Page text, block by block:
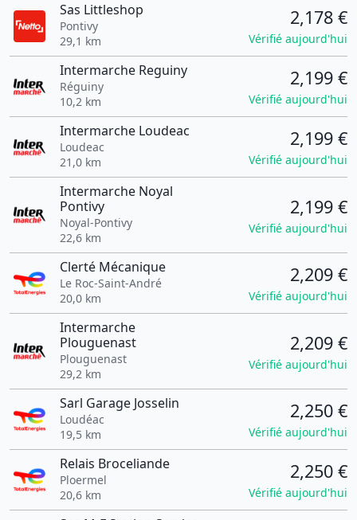
Sas Littleshop
Pontivy
29,1 km
2,178 €
Vérifié aujourd'hui
Intermarche Reguiny
Réguiny
10,2 km
2,199 €
Vérifié aujourd'hui
Intermarche Loudeac
Loudeac
21,0 km
2,199 €
Vérifié aujourd'hui
Intermarche Noyal
Pontivy
Noyal-Pontivy
22,6 km
2,199 €
Vérifié aujourd'hui
Clerté Mécanique
Le Roc-Saint-André
20,0 km
2,209 €
Vérifié aujourd'hui
Intermarche
Plouguenast
Plouguenast
29,2 km
2,209 €
Vérifié aujourd'hui
Sarl Garage Josselin
Loudéac
19,5 km
2,250 €
Vérifié aujourd'hui
Relais Broceliande
Ploermel
20,6 km
2,250 €
Vérifié aujourd'hui